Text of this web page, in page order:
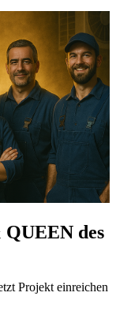
des
Projekt einreichen